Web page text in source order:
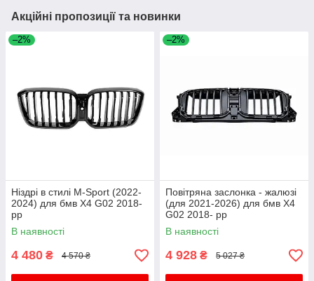
Акційні пропозиції та новинки
–2%
Ніздрі в стилі M-Sport (2022-
2024) для бмв X4 G02 2018-
рр
В наявності
4 480 ₴ 4 570 ₴
–2%
Повітряна заслонка - жалюзі
(для 2021-2026) для бмв X4
G02 2018- рр
В наявності
4 928 ₴ 5 027 ₴